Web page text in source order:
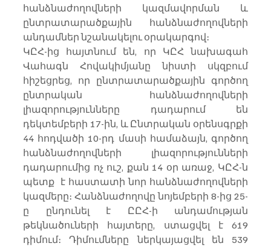
հանձնաժողովների կազմավորման և
ընտրատարածքային հանձնաժողովների
անդամներ նշանակելու օրակարգով։
ԿԸՀ-ից հայտնում են, որ ԿԸՀ նախագահ
Վահագն Հովակիմյանը նիստի սկզբում
հիշեցրեց, որ ընտրատարածքային գործող
ընտրական հանձնաժողովների
լիազորությունները դադարում են
դեկտեմբերի 17-ին, և Ընտրական օրենսգրքի
44 հոդվածի 10-րդ մասի համաձայն, գործող
հանձնաժողովների լիազորությունների
դադարումից ոչ ուշ, քան 14 օր առաջ, ԿԸՀ-ն
պետք  է հաստատի նոր հանձնաժողովների
կազմերը։ Հանձնաժողովը նոյեմբերի 8-ից 25-
ը ընդունել է ԸԸՀ-ի անդամության
թեկնածուների հայտերը, ստացվել է 619
դիմում։ Դիմումները ներկայացվել են 539